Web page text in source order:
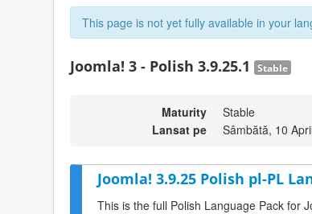
This page is not yet fully available in your
Joomla! 3 - Polish 3.9.25.1 Stable
Maturity
Stable
Lansat pe
Sâmbătă, 10
Joomla! 3.9.25 Polish pl-PL
This is the full Polish Language Pack for